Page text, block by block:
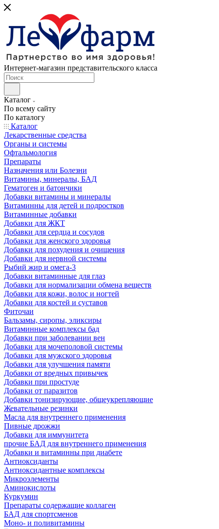
Интернет-магазин представительского класса
Каталог
По всему сайту
По каталогу
Каталог
Лекарственные средства
Органы и системы
Офтальмология
Препараты
Назначения или Болезни
Витамины, минералы, БАД
Гематоген и батончики
Добавки витамины и минералы
Витаминны для детей и подростков
Витаминные добавки
Добавки для ЖКТ
Добавки для сердца и сосудов
Добавки для женского здоровья
Добавки для похудения и очищения
Добавки для нервной системы
Рыбий жир и омега-3
Добавки витаминные для глаз
Добавки для нормализации обмена веществ
Добавки для кожи, волос и ногтей
Добавки для костей и суставов
Фиточаи
Бальзамы, сиропы, эликсиры
Витаминные комплексы бад
Добавки при заболевании вен
Добавки для мочеполовой системы
Добавки для мужского здоровья
Добавки для улучшения памяти
Добавки от вредных привычек
Добавки при простуде
Добавки от паразитов
Добавки тонизирующие, общеукрепляющие
Жевательные резинки
Масла для внутреннего применения
Пивные дрожжи
Добавки для иммунитета
прочие БАД для внутреннего применения
Добавки и витаминны при диабете
Антиоксиданты
Антиоксидантные комплексы
Микроэлементы
Аминокислоты
Куркумин
Препараты содержащие коллаген
БАД для спортсменов
Моно- и поливитамины